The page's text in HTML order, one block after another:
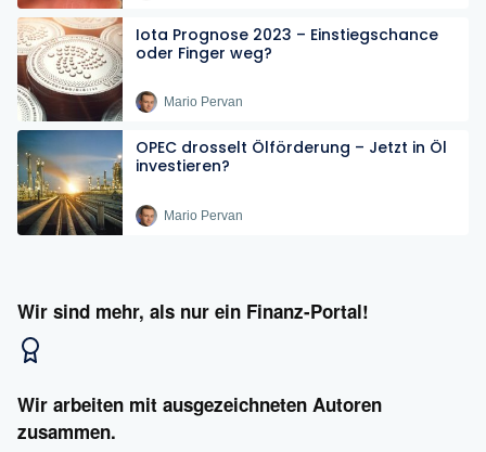
Iota Prognose 2023 – Einstiegschance
oder Finger weg?
Mario Pervan
OPEC drosselt Ölförderung – Jetzt in Öl
investieren?
Mario Pervan
Wir sind mehr, als nur ein Finanz-Portal!
Wir arbeiten mit ausgezeichneten Autoren
zusammen.